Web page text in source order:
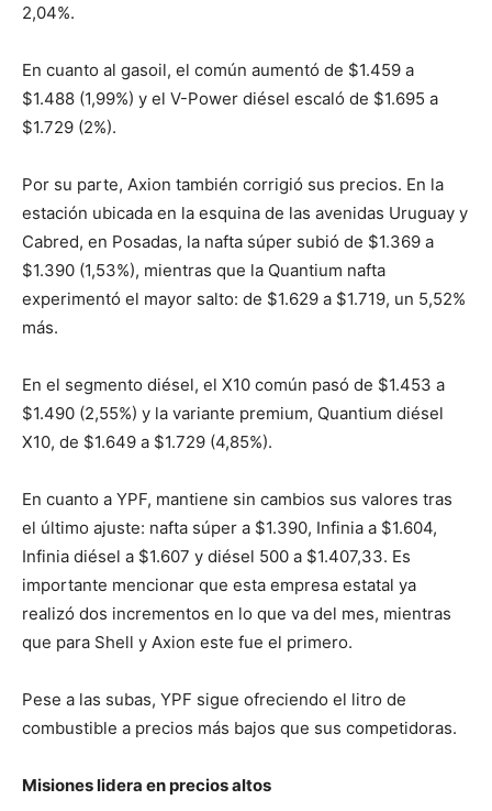
2,04%.
En cuanto al gasoil, el común aumentó de $1.459 a
$1.488 (1,99%) y el V-Power diésel escaló de $1.695 a
$1.729 (2%).
Por su parte, Axion también corrigió sus precios. En la
estación ubicada en la esquina de las avenidas Uruguay y
Cabred, en Posadas, la nafta súper subió de $1.369 a
$1.390 (1,53%), mientras que la Quantium nafta
experimentó el mayor salto: de $1.629 a $1.719, un 5,52%
más.
En el segmento diésel, el X10 común pasó de $1.453 a
$1.490 (2,55%) y la variante premium, Quantium diésel
X10, de $1.649 a $1.729 (4,85%).
En cuanto a YPF, mantiene sin cambios sus valores tras
el último ajuste: nafta súper a $1.390, Infinia a $1.604,
Infinia diésel a $1.607 y diésel 500 a $1.407,33. Es
importante mencionar que esta empresa estatal ya
realizó dos incrementos en lo que va del mes, mientras
que para Shell y Axion este fue el primero.
Pese a las subas, YPF sigue ofreciendo el litro de
combustible a precios más bajos que sus competidoras.
Misiones lidera en precios altos